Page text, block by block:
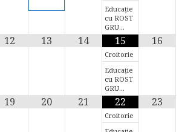
Educație
cu ROST
GRU…
12 13 14 15
Croitorie
Educație
cu ROST
GRU…
16
19 20 21 22
Croitorie
23